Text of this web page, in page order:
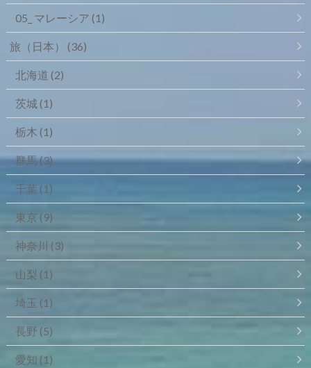
05_ マレーシア (1)
旅（日本） (36)
北海道 (2)
茨城 (1)
栃木 (1)
群馬(3)
千葉 (1)
東京 (9)
神奈川 (3)
山梨 (1)
埼玉 (1)
長野 (5)
愛知 (1)